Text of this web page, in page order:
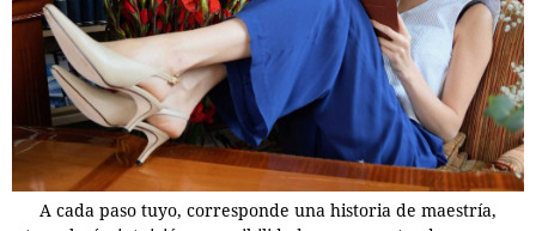
A cada paso tuyo, corresponde una historia de maestría,